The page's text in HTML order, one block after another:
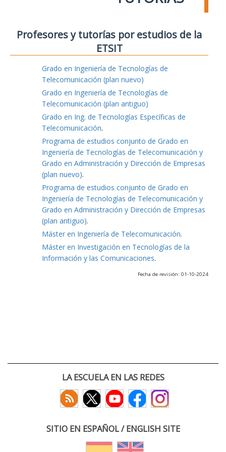
Profesores y tutorías por estudios de la
ETSIT
Grado en Ingeniería de Tecnologías de
Telecomunicación (plan nuevo)
Grado en Ingeniería de Tecnologías de
Telecomunicación (plan antiguo)
Grado en Ing. de Tecnologías Específicas de
Telecomunicación.
Programa de estudios conjunto de Grado en
Ingeniería de Tecnologías de Telecomunicación y
Grado en Administración y Dirección de Empresas
(plan nuevo).
Programa de estudios conjunto de Grado en
Ingeniería de Tecnologías de Telecomunicación y
Grado en Administración y Dirección de Empresas
(plan antiguo).
Máster en Ingeniería de Telecomunicación.
Máster en Investigación en Tecnologías de la
Información y las Comunicaciones.
Fecha de revisión: 01-10-2024
LA ESCUELA EN LAS REDES
SITIO EN ESPAÑOL / ENGLISH SITE